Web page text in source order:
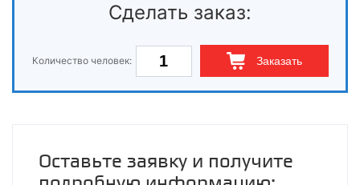
Сделать заказ:
Количество человек: Заказать
Оставьте заявку и получите